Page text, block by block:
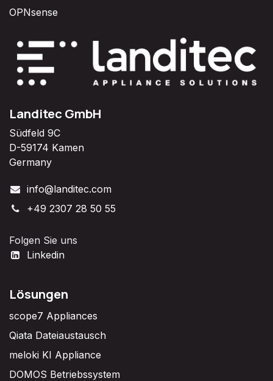
OPNsense
Landitec GmbH
Südfeld 9C
D-59174 Kamen
Germany
info@landitec.com
+49 2307 28 50 55
Folgen Sie uns
Linkedin
Lösungen
scope7 Appliances
Qiata Dateiaustausch
meloki KI Appliance
DOMOS Betriebssystem